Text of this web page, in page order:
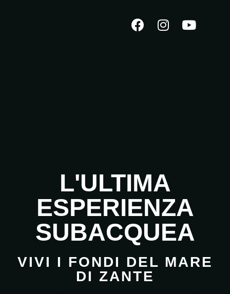
L'ULTIMA
ESPERIENZA
SUBACQUEA
VIVI I FONDI DEL MARE
DI ZANTE